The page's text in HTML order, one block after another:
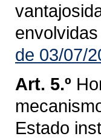
de 03/07/
Art. 5.º
Estado